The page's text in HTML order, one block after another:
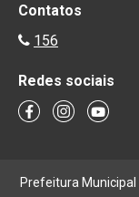
Contatos
156
Redes sociais
Prefeitura Municipal